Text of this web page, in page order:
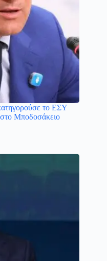
το ΕΣΥ
στο Μποδοσάκειο